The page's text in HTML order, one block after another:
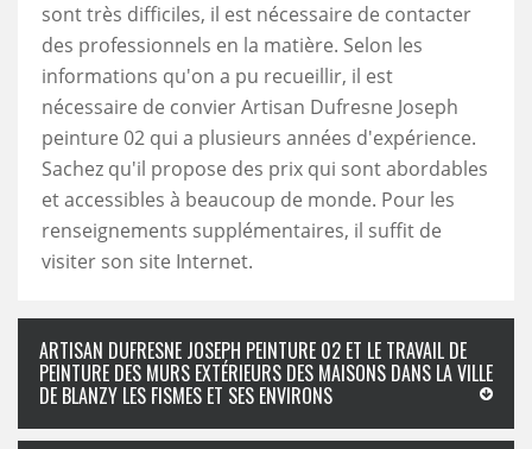
sont très difficiles, il est nécessaire de contacter
des professionnels en la matière. Selon les
informations qu'on a pu recueillir, il est
nécessaire de convier Artisan Dufresne Joseph
peinture 02 qui a plusieurs années d'expérience.
Sachez qu'il propose des prix qui sont abordables
et accessibles à beaucoup de monde. Pour les
renseignements supplémentaires, il suffit de
visiter son site Internet.
ARTISAN DUFRESNE JOSEPH PEINTURE 02 ET LE TRAVAIL DE
PEINTURE DES MURS EXTÉRIEURS DES MAISONS DANS LA VILLE
DE BLANZY LES FISMES ET SES ENVIRONS